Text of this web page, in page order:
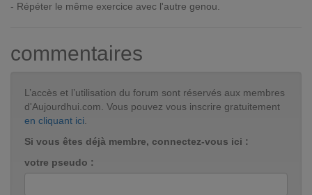
- Répéter le même exercice avec l'autre genou.
commentaires
L’accès et l’utilisation du forum sont réservés aux membres
d'Aujourdhui.com. Vous pouvez vous inscrire gratuitement
en cliquant ici
Si vous êtes déjà membre, connectez-vous ici :
votre pseudo :